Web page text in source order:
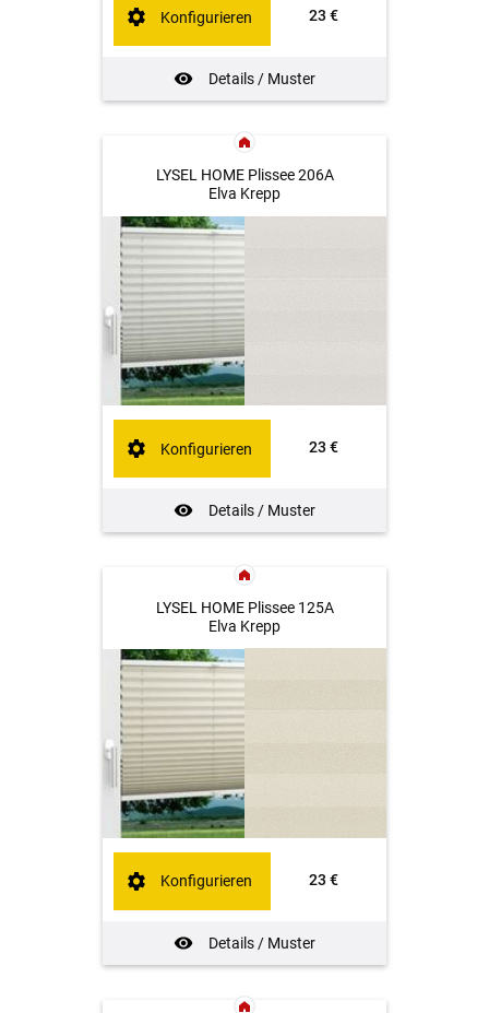
23 €
Details / Muster
Konfigurieren
LYSEL HOME Plissee 206A
Elva Krepp
23 €
Details / Muster
Konfigurieren
LYSEL HOME Plissee 125A
Elva Krepp
23 €
Details / Muster
Konfigurieren